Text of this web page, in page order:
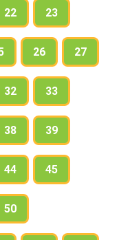
22 23
26 27
32 33
38 39
44 45
50